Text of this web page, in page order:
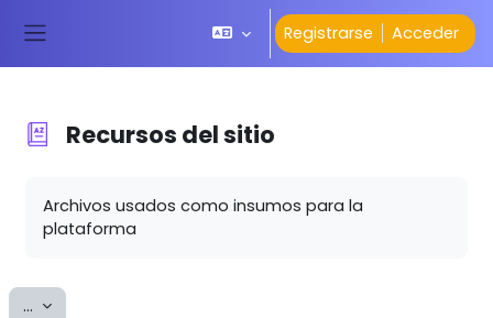
Registrarse Acceder
Recursos delsitio
Archivos usados como insumos para la
plataforma
... Exportar entradas